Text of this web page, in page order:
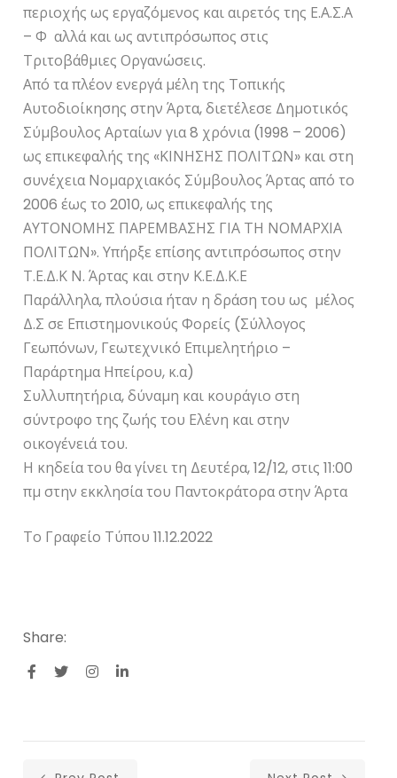
περιοχής ως εργαζόμενος και αιρετός της Ε.Α.Σ.Α
– Φ αλλά και ως αντιπρόσωπος στις
Τριτοβάθμιες Οργανώσεις.
Από τα πλέον ενεργά μέλη της Τοπικής
Αυτοδιοίκησης στην Άρτα, διετέλεσε Δημοτικός
Σύμβουλος Αρταίων για 8 χρόνια (1998 – 2006)
ως επικεφαλής της «ΚΙΝΗΣΗΣ ΠΟΛΙΤΩΝ» και στη
συνέχεια Νομαρχιακός Σύμβουλος Άρτας από το
2006 έως το 2010, ως επικεφαλής της
ΑΥΤΟΝΟΜΗΣ ΠΑΡΕΜΒΑΣΗΣ ΓΙΑ ΤΗ ΝΟΜΑΡΧΙΑ
ΠΟΛΙΤΩΝ». Υπήρξε επίσης αντιπρόσωπος στην
Τ.Ε.Δ.Κ Ν. Άρτας και στην Κ.Ε.Δ.Κ.Ε
Παράλληλα, πλούσια ήταν η δράση του ως μέλος
Δ.Σ σε Επιστημονικούς Φορείς (Σύλλογος
Γεωπόνων, Γεωτεχνικό Επιμελητήριο –
Παράρτημα Ηπείρου, κ.α)
Συλλυπητήρια, δύναμη και κουράγιο στη
σύντροφο της ζωής του Ελένη και στην
οικογένειά του.
Η κηδεία του θα γίνει τη Δευτέρα, 12/12, στις 11:00
πμ στην εκκλησία του Παντοκράτορα στην Άρτα
Το Γραφείο Τύπου 11.12.2022
Share: